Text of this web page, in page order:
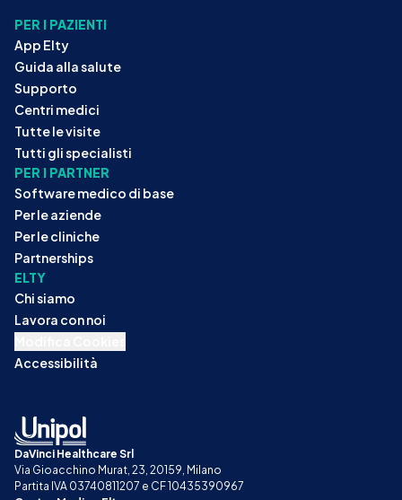
PER I PAZIENTI
App Elty
Guida alla salute
Supporto
Centri medici
Tutte le visite
Tutti gli specialisti
PER I PARTNER
Software medico di base
Per le aziende
Per le cliniche
Partnerships
ELTY
Chi siamo
Lavora con noi
Accessibilità
DaVinci Healthcare Srl
Via Gioacchino Murat, 23, 20159, Milano
Partita IVA 03740811207 e CF 10435390967